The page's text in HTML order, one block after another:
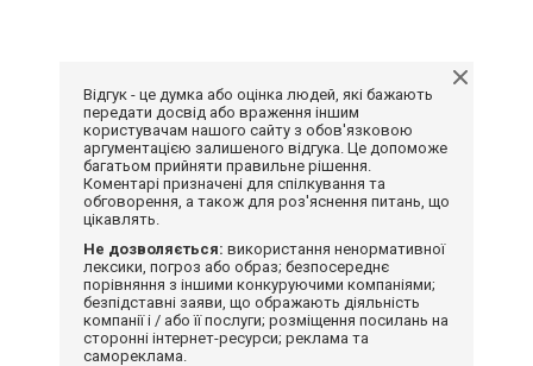
Відгук - це думка або оцінка людей, які бажають
передати досвід або враження іншим
користувачам нашого сайту з обов'язковою
аргументацією залишеного відгука. Це допоможе
багатьом прийняти правильне рішення.
Коментарі призначені для спілкування та
обговорення, а також для роз'яснення питань, що
цікавлять.
Не дозволяється: використання ненормативної
лексики, погроз або образ; безпосереднє
порівняння з іншими конкуруючими компаніями;
безпідставні заяви, що ображають діяльність
компанії і / або її послуги; розміщення посилань на
сторонні інтернет-ресурси; реклама та
самореклама.